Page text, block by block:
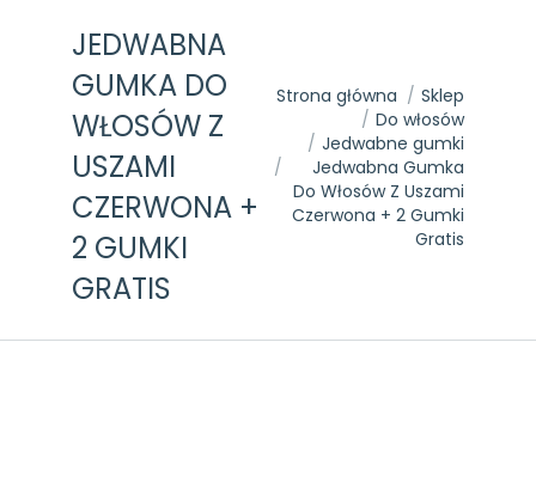
JEDWABNA
GUMKA DO
WŁOSÓW Z
USZAMI
CZERWONA +
2 GUMKI
GRATIS
Jesteś tutaj:
Strona główna
Sklep
Do włosów
Jedwabne gumki
Jedwabna Gumka
Do Włosów Z Uszami
Czerwona + 2 Gumki
Gratis